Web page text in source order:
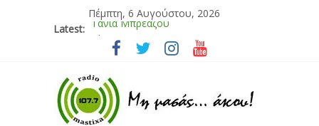
Πέμπτη, 6 Αυγούστου, 2026
Latest:
Bliss
Μάνος Τρυπιάς & Γιώργος Στρατάκης
Ιορδάνης Αγαπητός
Μαριάννα Μασάδη
Τάνια Μπρεάζου